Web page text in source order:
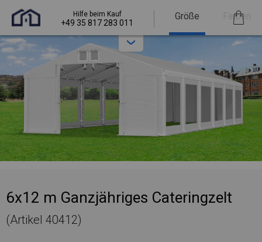
Hilfe beim Kauf
+49 35 817 283 011
Größe Farben
6x12 m Ganzjähriges Cateringzelt
(Artikel 40412)